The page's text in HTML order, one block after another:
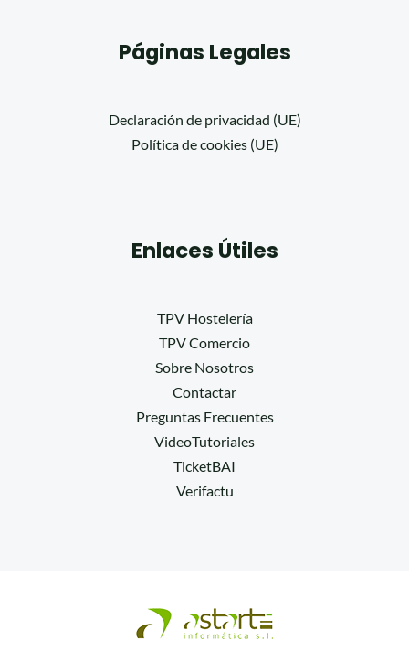
Páginas Legales
Declaración de privacidad (UE)
Política de cookies (UE)
Enlaces Útiles
TPV Hostelería
TPV Comercio
Sobre Nosotros
Contactar
Preguntas Frecuentes
VideoTutoriales
TicketBAI
Verifactu